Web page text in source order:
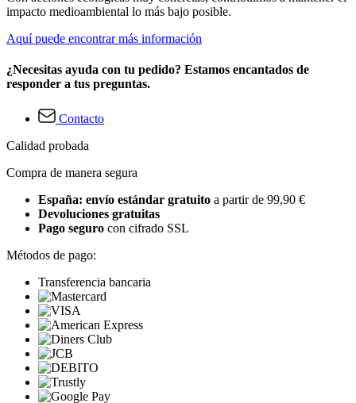
impacto medioambiental lo más bajo posible.
Aquí puede encontrar más información
¿Necesitas ayuda con tu pedido? Estamos encantados de
responder a tus preguntas.
Contacto
Calidad probada
Compra de manera segura
España: envío estándar gratuito a partir de 99,90 €
Devoluciones gratuitas
Pago seguro con cifrado SSL
Métodos de pago:
Transferencia bancaria